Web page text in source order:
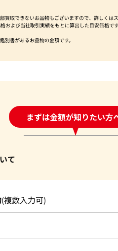
買取できないお品物もございますので、詳しくは
および当社取引実績をもとに算出した目安価格
別書があるお品物の金額です。
まずは金額が知りたい方
24時間受付中!問い合わせフ
て
(複数入力可)